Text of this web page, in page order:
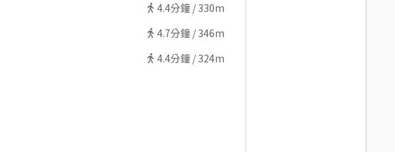
4.4分鐘 / 330m
4.7分鐘 / 346m
4.4分鐘 / 324m